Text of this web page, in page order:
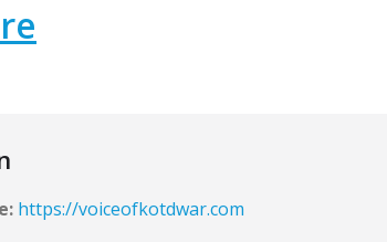
https://voiceofkotdwar.com